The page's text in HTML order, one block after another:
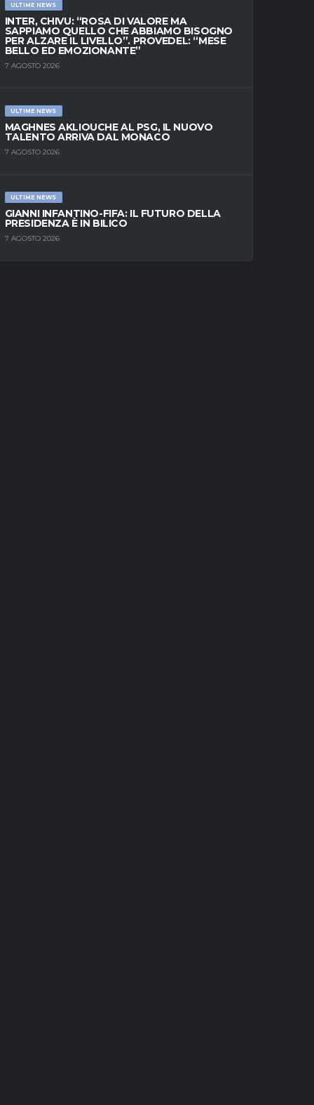
ULTIME NEWS
INTER, CHIVU: “ROSA DI VALORE MA
SAPPIAMO QUELLO CHE ABBIAMO BISOGNO
PER ALZARE IL LIVELLO”. PROVEDEL: “MESE
BELLO ED EMOZIONANTE”
7 AGOSTO 2026
ULTIME NEWS
MAGHNES AKLIOUCHE AL PSG, IL NUOVO
TALENTO ARRIVA DAL MONACO
7 AGOSTO 2026
ULTIME NEWS
GIANNI INFANTINO-FIFA: IL FUTURO DELLA
PRESIDENZA È IN BILICO
7 AGOSTO 2026